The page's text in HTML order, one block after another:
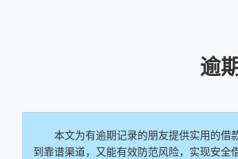
逾
本文为有逾期记录的朋友提供实用的借
到靠谱渠道，又能有效防范风险，实现安全借